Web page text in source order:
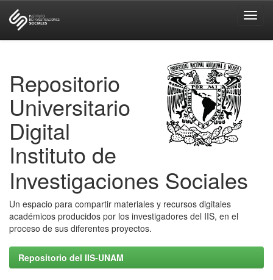
Repositorio
Universitario
Digital
Instituto de
Investigaciones Sociales
Un espacio para compartir materiales y recursos digitales
académicos producidos por los investigadores del IIS, en el
proceso de sus diferentes proyectos.
Repositorio del IIS-UNAM